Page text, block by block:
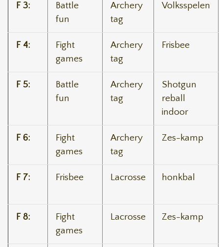
F 3:
Battle
fun
Archery
tag
Volksspelen
F 4:
Fight
games
Archery
tag
Frisbee
F 5:
Battle
fun
Archery
tag
Shotgun
reball
indoor
F 6:
Fight
games
Archery
tag
Zes-kamp
F 7: Frisbee Lacrosse honkbal
F 8:
Fight
games
Lacrosse Zes-kamp